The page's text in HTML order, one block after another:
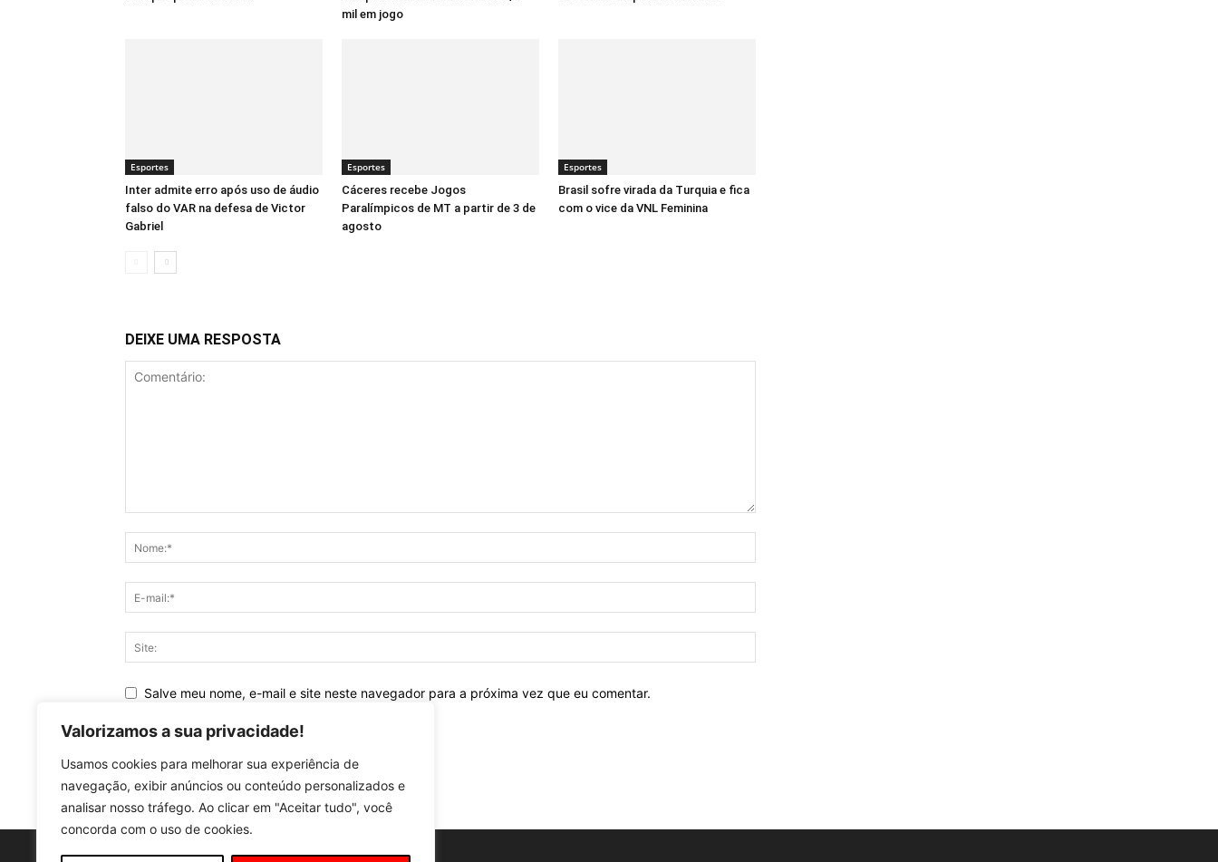
Valorizamos a sua privacidade!
Usamos cookies para melhorar sua experiência de
navegação, exibir anúncios ou conteúdo personalizados e
analisar nosso tráfego. Ao clicar em "Aceitar tudo", você
concorda com o uso de cookies.
mil em jogo
Esportes
Inter admite erro após uso de áudio
falso do VAR na defesa de Victor
Gabriel
Esportes
Cáceres recebe Jogos
Paralímpicos de MT a partir de 3 de
agosto
Esportes
Brasil sofre virada da Turquia e fica
com o vice da VNL Feminina
DEIXE UMA RESPOSTA
Salve meu nome, e-mail e site neste navegador para a próxima vez que eu comentar.